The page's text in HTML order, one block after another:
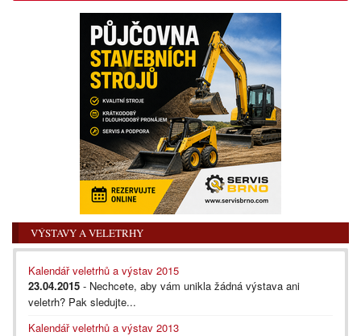
VÝSTAVY A VELETRHY
Kalendář veletrhů a výstav 2015
23.04.2015 - Nechcete, aby vám unikla žádná výstava ani
veletrh? Pak sledujte...
Kalendář veletrhů a výstav 2013